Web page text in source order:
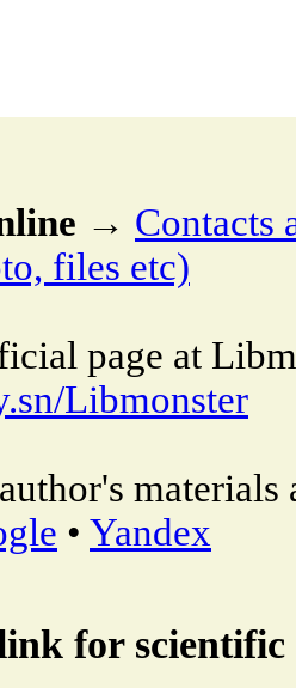
→ Contacts
files etc)
page at
Libmonster
materials
• Yandex
for